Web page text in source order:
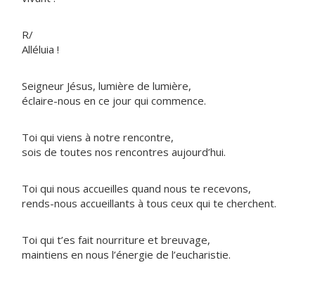
R/
Alléluia !
Seigneur Jésus, lumière de lumière,
éclaire-nous en ce jour qui commence.
Toi qui viens à notre rencontre,
sois de toutes nos rencontres aujourd’hui.
Toi qui nous accueilles quand nous te recevons,
rends-nous accueillants à tous ceux qui te cherchent.
Toi qui t’es fait nourriture et breuvage,
maintiens en nous l’énergie de l’eucharistie.